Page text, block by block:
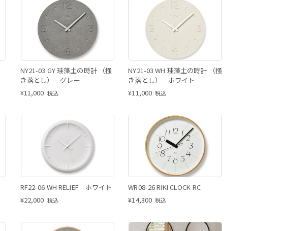
NY21-03 GY 珪藻土の時計 （掻
き落とし） グレー
¥11,000 税込
NY21-03 WH 珪藻土の時計 （掻
き落とし） ホワイト
¥11,000 税込
RF22-06 WH RELIEF ホワイト
¥22,000 税込
WR08-26 RIKI CLOCK RC
¥14,300 税込